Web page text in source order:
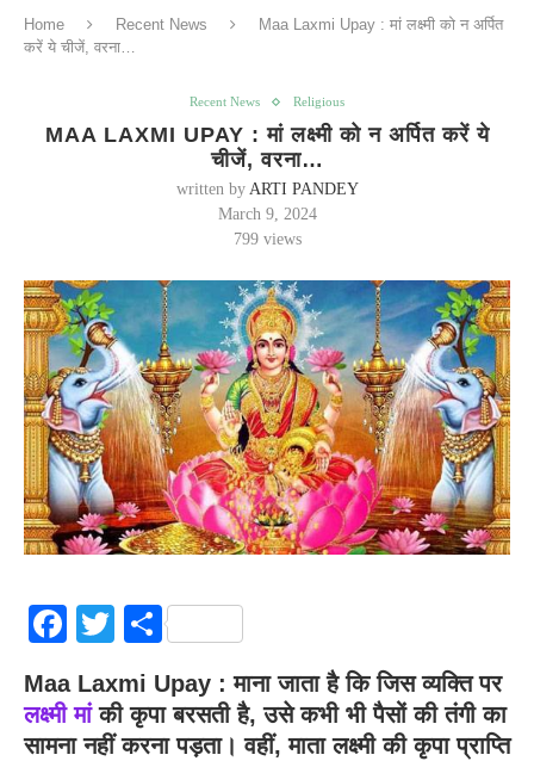
Home Recent News
Maa Laxmi Upay : मां लक्ष्मी को न अर्पित
करें ये चीजें, वरना…
Recent News Religious
MAA LAXMI UPAY : मां लक्ष्मी को न अर्पित करें ये
चीजें, वरना…
written by ARTI PANDEY
March 9, 2024
799views
Facebook
Twitter
Share
Maa Laxmi Upay : माना जाता है कि जिस व्यक्ति पर
लक्ष्मी मांकी कृपा बरसती है, उसे कभी भी पैसों की तंगी का
सामना नहीं करना पड़ता। वहीं, माता लक्ष्मी की कृपा प्राप्ति